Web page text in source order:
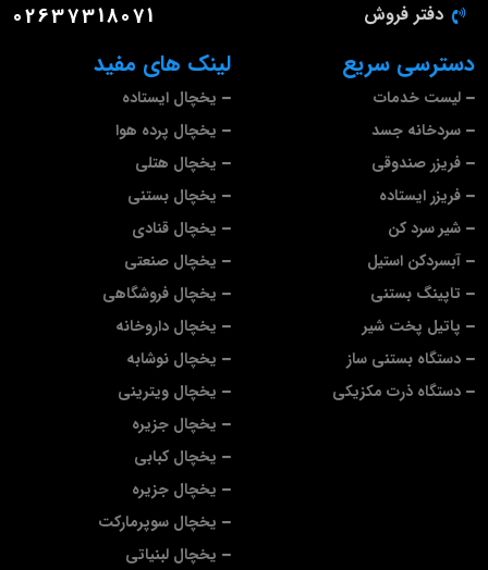
لینک های مفید
یخچال ایستاده
یخچال پرده هوا
یخچال هتلی
یخچال بستنی
یخچال قنادی
یخچال صنعتی
یخچال فروشگاهی
یخچال داروخانه
یخچال نوشابه
یخچال ویترینی
یخچال جزیره
یخچال کبابی
یخچال جزیره
یخچال سوپرمارکت
یخچال لبنیاتی
دسترسی سریع
لیست خدمات
سردخانه جسد
فریزر صندوقی
فریزر ایستاده
شیر سرد کن
آبسردکن استیل
تاپینگ بستنی
پاتیل پخت شیر
دستگاه بستنی ساز
دستگاه ذرت مکزیکی
دفتر فروش 02637318071